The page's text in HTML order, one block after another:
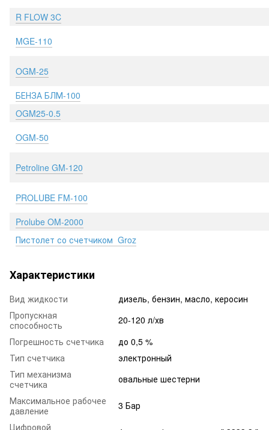
R FLOW 3C
MGE-110
OGM-25
БЕНЗА БЛМ-100
OGM25-0.5
OGM-50
Petroline GM-120
PROLUBE FM-100
Prolube OM-2000
Пистолет со счетчиком Groz
Характеристики
Вид жидкости
дизель, бензин, масло, керосин
Пропускная
способность
20-120 л/хв
Погрешность счетчика
до 0,5 %
Тип счетчика
электронный
Тип механизма
счетчика
овальные шестерни
Максимальное рабочее
давление
3 Бар
Цифровой